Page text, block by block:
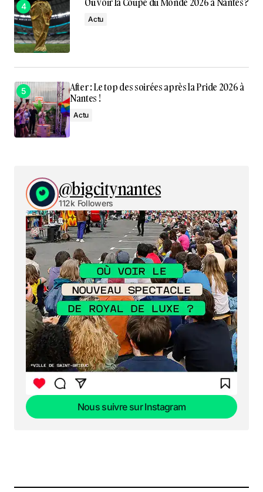
Actu
After : Le top des soirées après la Pride 2026 à
Nantes !
Actu
@bigcitynantes
112k Followers
Nous suivre sur Instagram